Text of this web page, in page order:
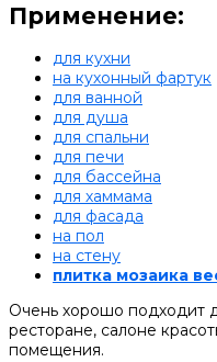
Применение:
для кухни
на кухонный фартук
для ванной
для душа
для спальни
для печи
для бассейна
для хаммама
для фасада
на пол
на стену
плитка мозаика
Очень хорошо подходит
ресторане, салоне
помещения.